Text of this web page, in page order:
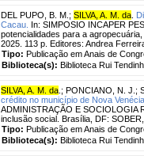
DEL PUPO, B. M. ; SILVA, A. M. da
Cacau. In: SIMPOSIO INCAPER
potencialidades para a
2025. 113 p. Editores: Andrea
Tipo: Publicação em Anais de
Biblioteca(s): Biblioteca Rui
SILVA, A. M. da ; PONCIANO, N. J. ;
crédito no município de Nova
ADMINISTRAÇÃO E SOCIOLOGIA
inclusão social. Brasília, DF:
Tipo: Publicação em Anais de
Biblioteca(s): Biblioteca Rui